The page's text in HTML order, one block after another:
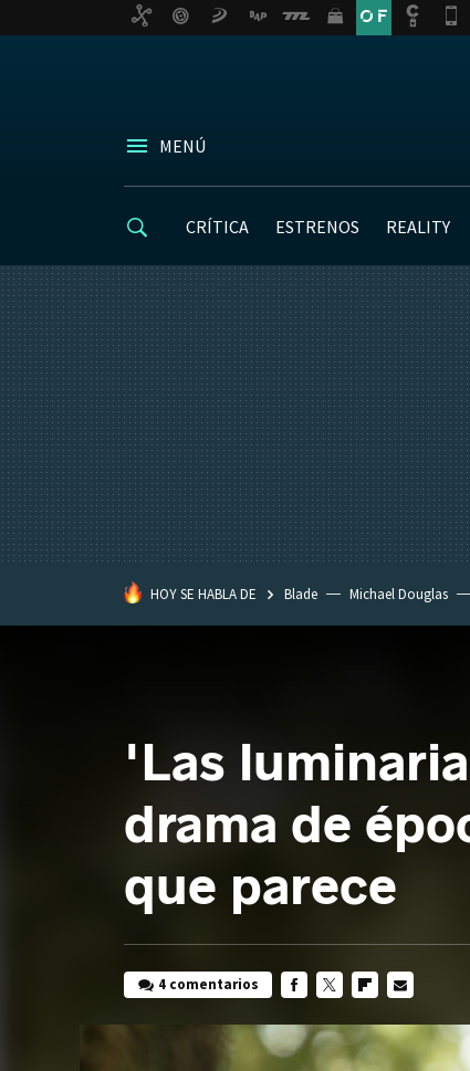
MENÚ
CRÍTICA ESTRENOS REALITY
HOY SE HABLA DE Blade Michael Douglas
'Las
drama de
que parece
4 comentarios
MAIL